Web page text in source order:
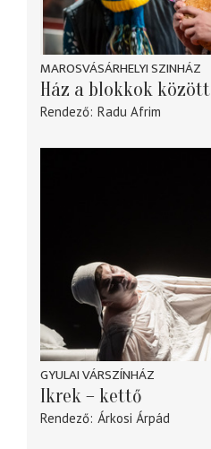
MAROSVÁSÁRHELYI SZINHÁZ
Ház a blokkok között
Rendező Radu Afrim
GYULAI VÁRSZÍNHÁZ
Ikrek – kettő
Rendező Árkosi Árpád